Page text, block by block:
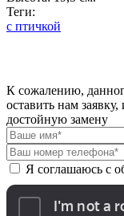
Теги:
с птичкой
К сожалению,
оставить нам
достойную замену
Я соглашаюсь с